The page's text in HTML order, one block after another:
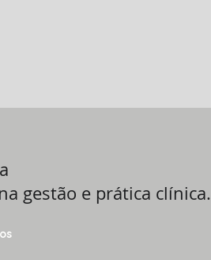
na gestão e prática clínica.